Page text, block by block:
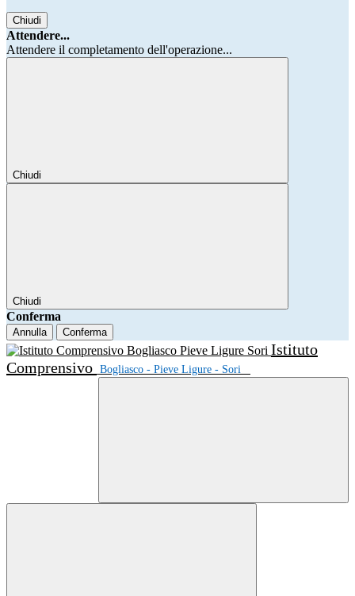
Chiudi
Attendere...
Attendere il completamento dell'operazione...
Chiudi
Chiudi
Conferma
Annulla Conferma
Istituto
Comprensivo Bogliasco - Pieve Ligure - Sori